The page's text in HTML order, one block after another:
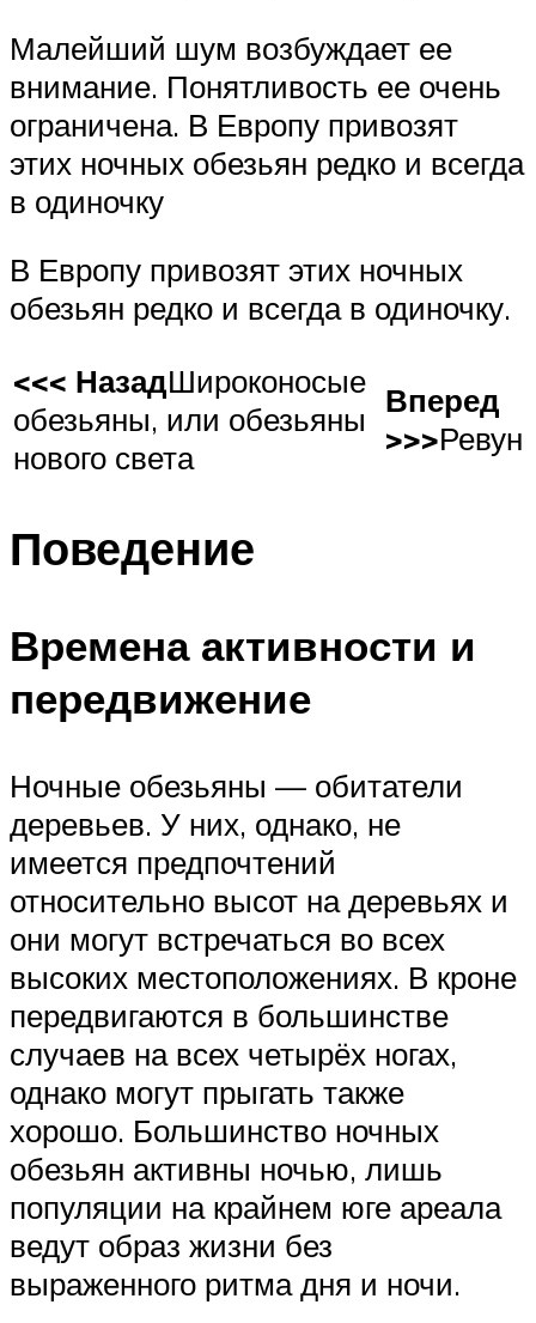
Малейший шум возбуждает ее
внимание. Понятливость ее очень
ограничена. В Европу привозят
этих ночных обезьян редко и всегда
в одиночку
В Европу привозят этих ночных
обезьян редко и всегда в одиночку.
<<< НазадШироконосые
обезьяны, или обезьяны
нового света
Вперед
>>>Ревун
Поведение
Времена активности и
передвижение
Ночные обезьяны — обитатели
деревьев. У них, однако, не
имеется предпочтений
относительно высот на деревьях и
они могут встречаться во всех
высоких местоположениях. В кроне
передвигаются в большинстве
случаев на всех четырёх ногах,
однако могут прыгать также
хорошо. Большинство ночных
обезьян активны ночью, лишь
популяции на крайнем юге ареала
ведут образ жизни без
выраженного ритма дня и ночи.